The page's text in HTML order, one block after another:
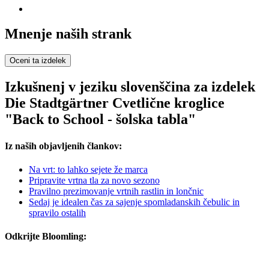
Mnenje naših strank
Oceni ta izdelek
Izkušnenj v jeziku slovenščina za izdelek
Die Stadtgärtner Cvetlične kroglice
"Back to School - šolska tabla"
Iz naših objavljenih člankov:
Na vrt: to lahko sejete že marca
Pripravite vrtna tla za novo sezono
Pravilno prezimovanje vrtnih rastlin in lončnic
Sedaj je idealen čas za sajenje spomladanskih čebulic in
spravilo ostalih
Odkrijte Bloomling: